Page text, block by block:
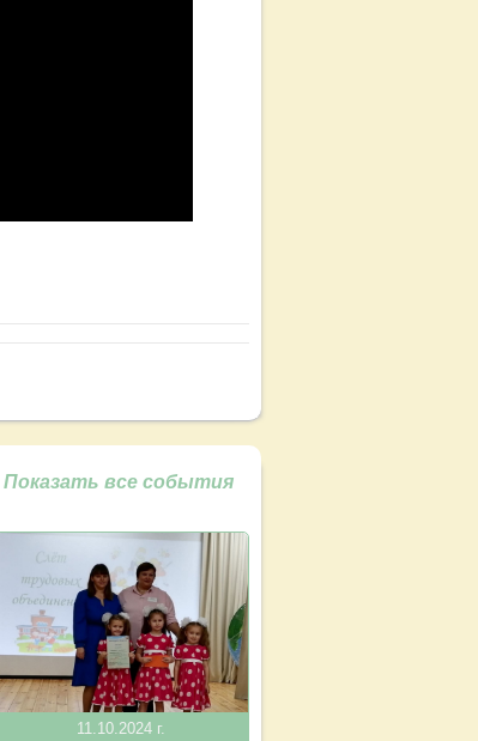
Показать все события
11.10.2024 г.